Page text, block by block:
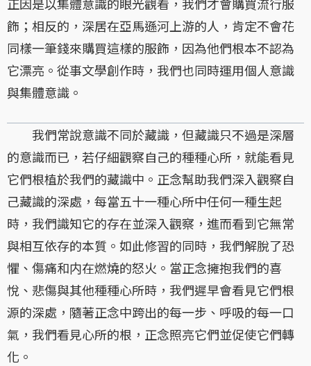
飾；相反的，深居在亞馬遜河上游的人，肯定不會花
同樣一筆錢來購買這樣的服飾，因為他們根本不認為
它漂亮。從事文學創作時，我們也同時運用個人意識
與集體意識。
我們常說意識不同於藏識，但藏識只不過是深層
的意識而已，若仔細觀察自己的種種心所，就能看見
它們根植於我們的藏識中。正念幫助我們深入觀察自
己藏識的深處，每當五十一種心所中任何一種生起
時，我們識知它的存在並深入觀察，進而看到它無常
與相互依存的本質。如此修習的同時，我們解脫了恐
懼、傷痛和内在燃燒的怒火。當正念擁抱我們的喜
悅、悲傷與其他種種心所時，我們遲早會看見它們根
源的深處，隨著正念中跨出的每一步、呼吸的每一口
氣，我們看見心所的根，正念照亮它們並促使它們轉
化。